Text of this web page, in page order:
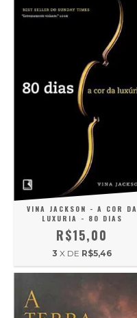
VINA JACKSON - A COR DA
LUXURIA - 80 DIAS
R$15,00
3 X DE R$5,46